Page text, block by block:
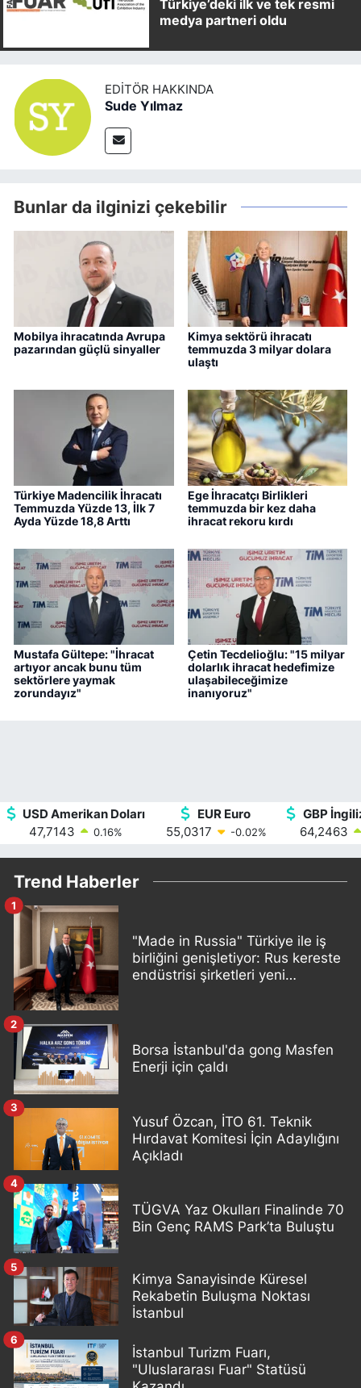
Türkiye’deki ilk ve tek resmi
medya partneri oldu
EDITÖR HAKKINDA
Sude Yılmaz
Bunlar da ilginizi çekebilir
Mobilya ihracatında Avrupa
pazarından güçlü sinyaller
Kimya sektörü ihracatı
temmuzda 3 milyar dolara
ulaştı
Türkiye Madencilik İhracatı
Temmuzda Yüzde 13, İlk 7
Ayda Yüzde 18,8 Arttı
Ege İhracatçı Birlikleri
temmuzda bir kez daha
ihracat rekoru kırdı
Mustafa Gültepe: "İhracat
artıyor ancak bunu tüm
sektörlere yaymak
zorundayız"
Çetin Tecdelioğlu: "15 milyar
dolarlık ihracat hedefimize
ulaşabileceğimize
inanıyoruz"
USD Amerikan Doları
47,7143
0.16%
EUR Euro
55,0317
-0.02%
GBP
64,2463
Trend Haberler
"Made in Russia" Türkiye ile iş
birliğini genişletiyor: Rus kereste
endüstrisi şirketleri yeni
1
Borsa İstanbul'da gong Masfen
Enerji için çaldı
2
Yusuf Özcan, İTO 61. Teknik
Hırdavat Komitesi İçin Adaylığını
Açıkladı
3
TÜGVA Yaz Okulları Finalinde 70
Bin Genç RAMS Park’ta Buluştu
4
Kimya Sanayisinde Küresel
Rekabetin Buluşma Noktası
İstanbul
5
İstanbul Turizm Fuarı,
"Uluslararası Fuar" Statüsü
6